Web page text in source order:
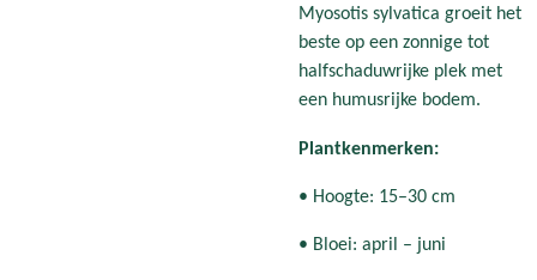
Myosotis sylvatica groeit het
beste op een zonnige tot
halfschaduwrijke plek met
een humusrijke bodem.
Plantkenmerken:
• Hoogte: 15–30 cm
• Bloei: april – juni